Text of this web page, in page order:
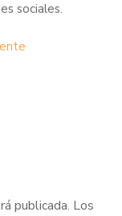
sociales.
publicada. Los